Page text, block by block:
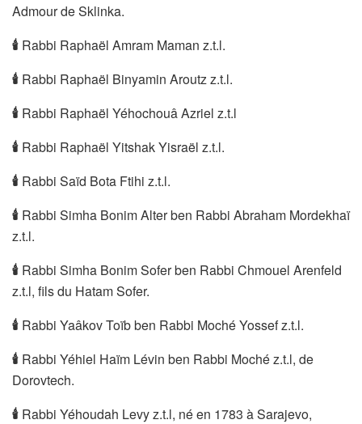
Admour de Sklinka.
🕯 Rabbi Raphaël Amram Maman z.t.l.
🕯 Rabbi Raphaël Binyamin Aroutz z.t.l.
🕯 Rabbi Raphaël Yéhochouâ Azriel z.t.l
🕯 Rabbi Raphaël Yitshak Yisraël z.t.l.
🕯 Rabbi Saïd Bota Ftihi z.t.l.
🕯 Rabbi Simha Bonim Alter ben Rabbi Abraham Mordekhaï
z.t.l.
🕯 Rabbi Simha Bonim Sofer ben Rabbi Chmouel Arenfeld
z.t.l, fils du Hatam Sofer.
🕯 ️Rabbi Yaâkov Toïb ben Rabbi Moché Yossef z.t.l.
🕯 Rabbi Yéhiel Haïm Lévin ben Rabbi Moché z.t.l, de
Dorovtech.
🕯 Rabbi Yéhoudah Levy z.t.l, né en 1783 à Sarajevo,